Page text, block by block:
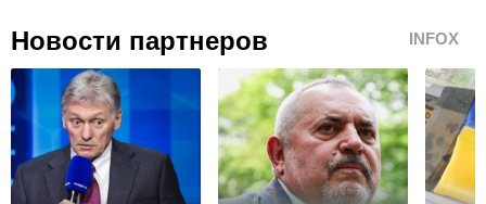
Новости партнеров INFOX